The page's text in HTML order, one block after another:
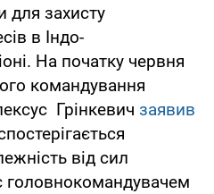
для захисту
в Індо-
На початку червня
командування
Грінкевич заявив
від сил